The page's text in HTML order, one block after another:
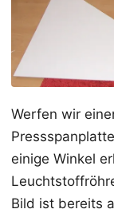
Werfen wir
einige Winkel
Bild ist bereits